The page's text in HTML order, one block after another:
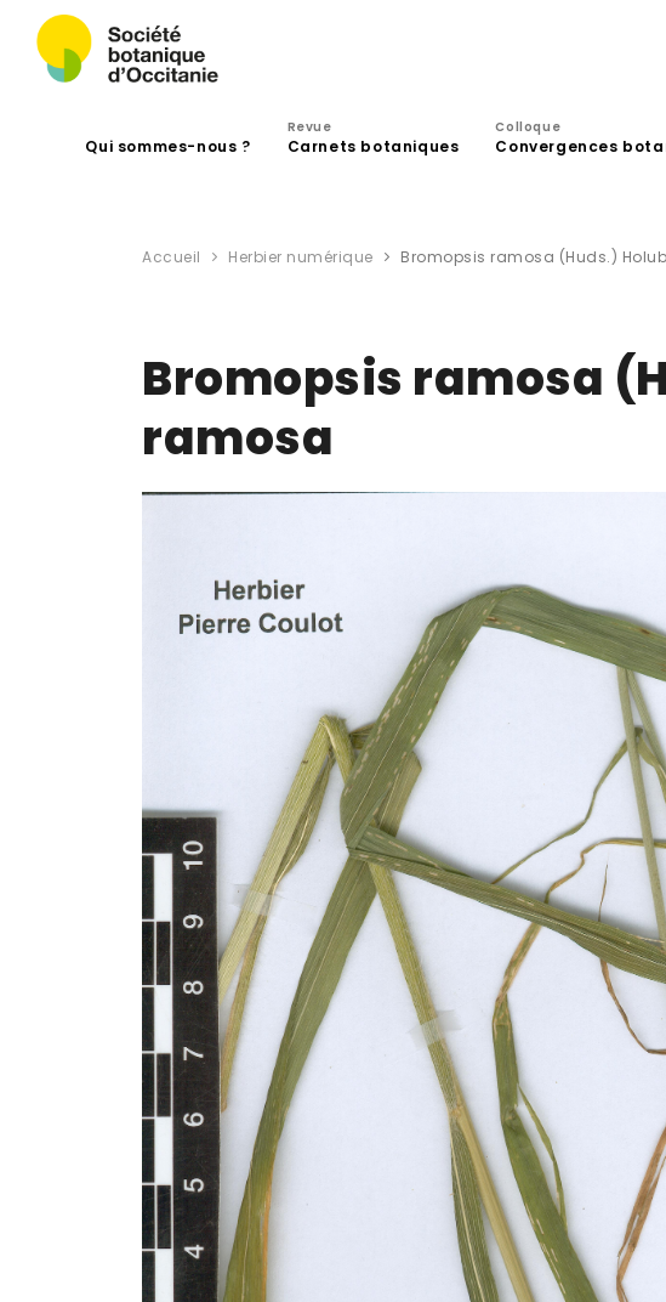
Qui sommes-nous ?
Revue
Carnets botaniques
Colloque
Convergences
Accueil Herbier numérique Bromopsis ramosa (Huds.)
Bromopsis ramosa
ramosa